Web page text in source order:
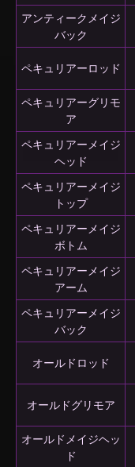
アンティークメイジ
バック
ペキュリアーロッド
ペキュリアーグリモ
ア
ペキュリアーメイジ
ヘッド
ペキュリアーメイジ
トップ
ペキュリアーメイジ
ボトム
ペキュリアーメイジ
アーム
ペキュリアーメイジ
バック
オールドロッド
オールドグリモア
オールドメイジヘッ
ド